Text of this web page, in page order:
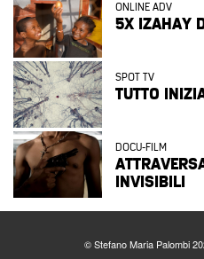
ONLINE ADV
5X IZAHAY
SPOT TV
TUTTO
DOCU-FILM
INVISIBILI
© Stefano Maria Palombi